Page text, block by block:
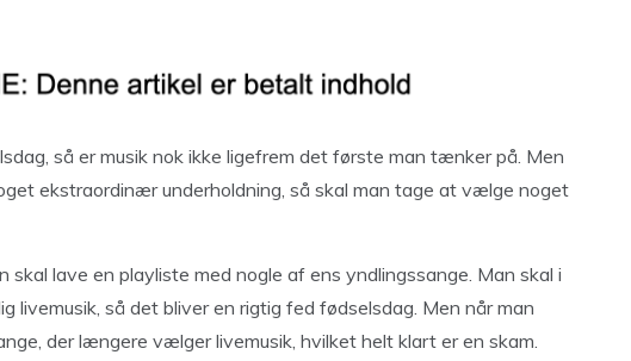
så er musik nok ikke ligefrem det første man tænker på. Men
ekstraordinær underholdning, så skal man tage at vælge noget
skal lave en playliste med nogle af ens yndlingssange. Man skal i
livemusik, så det bliver en rigtig fed fødselsdag. Men når man
der længere vælger livemusik, hvilket helt klart er en skam.